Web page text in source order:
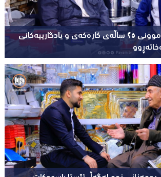
حاجی موحسین ئەزموونی ٢٥ ساڵەی کارەکەی و یادگارییەکانی